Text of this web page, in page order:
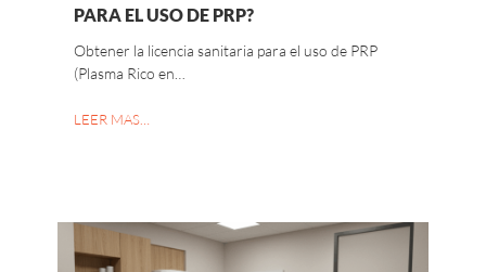
PARA EL USO DE PRP?
Obtener la licencia sanitaria para el uso de PRP
(Plasma Rico en…
LEER MAS…